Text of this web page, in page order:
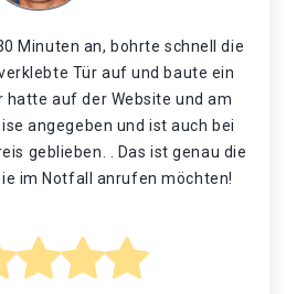
Minuten an, bohrte schnell die
Tür auf und baute ein
hatte auf der Website und am
angegeben und ist auch bei
geblieben. . Das ist genau die
im Notfall anrufen möchten!